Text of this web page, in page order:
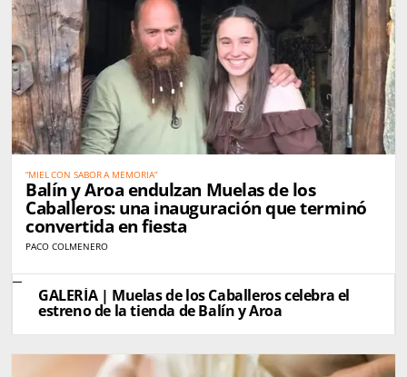
“MIEL CON SABOR A MEMORIA”
Balín y Aroa endulzan Muelas de los
Caballeros: una inauguración que terminó
convertida en fiesta
PACO COLMENERO
GALERÍA | Muelas de los Caballeros celebra el
estreno de la tienda de Balín y Aroa